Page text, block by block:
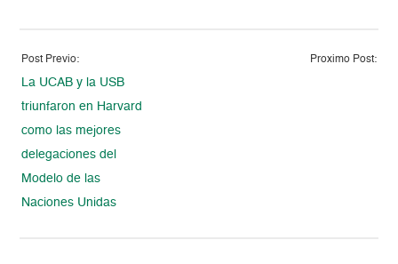
Post Previo:
La UCAB y la USB
triunfaron en Harvard
como las mejores
delegaciones del
Modelo de las
Naciones Unidas
Proximo Post: